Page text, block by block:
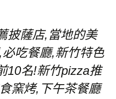
披薩店,當地的美
吃餐廳,新竹特色
10名!新竹pizza推
窯烤,下午茶餐廳